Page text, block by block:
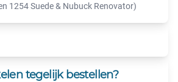
1254 Suede & Nubuck Renovator)
tegelijk bestellen?